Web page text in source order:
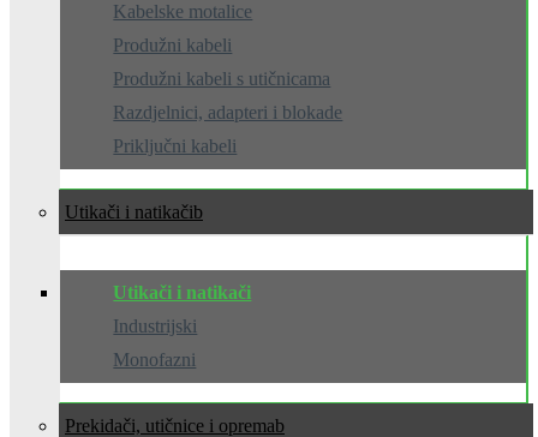
Kabelske motalice
Produžni kabeli
Produžni kabeli s utičnicama
Razdjelnici, adapteri i blokade
Priključni kabeli
Utikači i natikači
Utikači i natikači
Industrijski
Monofazni
Prekidači, utičnice i oprema